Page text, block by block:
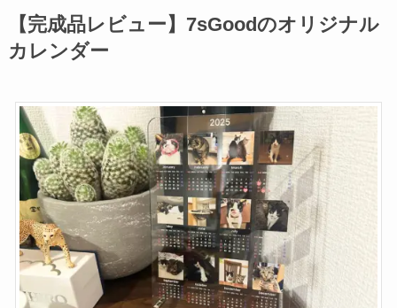
【完成品レビュー】7sGoodのオリジナル
カレンダー